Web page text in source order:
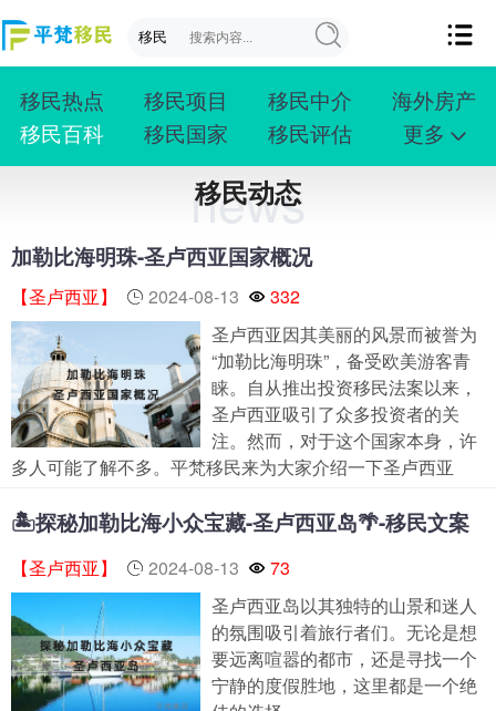
移民热点 移民项目 移民中介
海外房产
移民百科
移民国家 移民评估
更多
成功案例
投资移民 创业移民
购房移民
技术移民 雇主移民
移民动态
news
加勒比海明珠-圣卢西亚国家概况
【圣卢西亚】 2024-08-13
332
圣卢西亚因其美丽的风景而被誉为
“加勒比海明珠”，备受欧美游客青
睐。自从推出投资移民法案以来，
圣卢西亚吸引了众多投资者的关
注。然而，对于这个国家本身，许
多人可能了解不多。平梵移民来为大家介绍一下圣卢西亚
🏝️探秘加勒比海小众宝藏-圣卢西亚岛🌴-移民文案
【圣卢西亚】 2024-08-13
73
圣卢西亚岛以其独特的山景和迷人
的氛围吸引着旅行者们。无论是想
要远离喧嚣的都市，还是寻找一个
宁静的度假胜地，这里都是一个绝